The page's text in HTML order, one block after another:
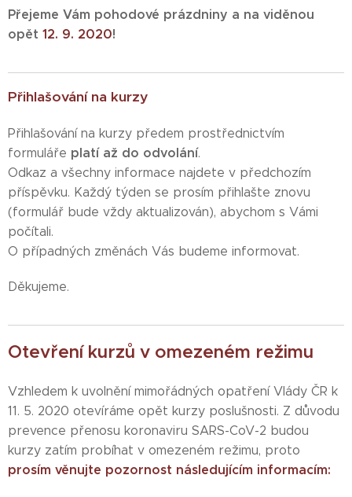
Přejeme Vám pohodové prázdniny a na viděnou
opět 12. 9. 2020!
Přihlašování na kurzy
Přihlašování na kurzy předem prostřednictvím
formuláře platí až do odvolání.
Odkaz a všechny informace najdete v předchozím
příspěvku. Každý týden se prosím přihlašte znovu
(formulář bude vždy aktualizován), abychom s Vámi
počítali.
O případných změnách Vás budeme informovat.
Děkujeme.
Otevření kurzů v omezeném režimu
Vzhledem k uvolnění mimořádných opatření Vlády ČR k
11. 5. 2020 otevíráme opět kurzy poslušnosti. Z důvodu
prevence přenosu koronaviru SARS-CoV-2 budou
kurzy zatím probíhat v omezeném režimu, proto
prosím věnujte pozornost následujícím informacím: